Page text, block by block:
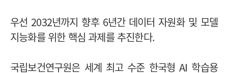
우선 2032년까지 향후 6년간 데이터 자원화 및 모델
지능화를 위한 핵심 과제를 추진한다.
국립보건연구원은 세계 최고 수준 한국형 AI 학습용